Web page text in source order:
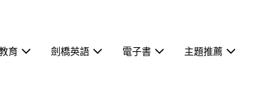
育 劍橋英語 電子書 主題推薦